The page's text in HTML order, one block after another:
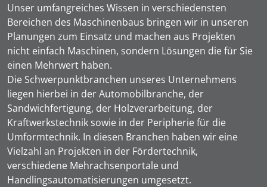
Unser umfangreiches Wissen in verschiedensten
Bereichen des Maschinenbaus bringen wir in unseren
Planungen zum Einsatz und machen aus Projekten
nicht einfach Maschinen, sondern Lösungen die für Sie
einen Mehrwert haben.
Die Schwerpunktbranchen unseres Unternehmens
liegen hierbei in der Automobilbranche, der
Sandwichfertigung, der Holzverarbeitung, der
Kraftwerkstechnik sowie in der Peripherie für die
Umformtechnik. In diesen Branchen haben wir eine
Vielzahl an Projekten in der Fördertechnik,
verschiedene Mehrachsenportale und
Handlingsautomatisierungen umgesetzt.